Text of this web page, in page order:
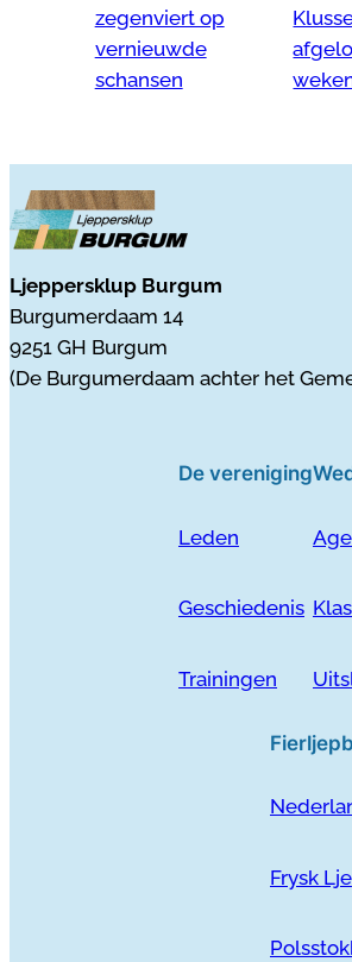
zegenviert op
vernieuwde
schansen
Ljeppersklup Burgum
Burgumerdaam 14
9251 GH Burgum
(De Burgumerdaam achter het
De vereniging
Leden
Geschiedenis
Trainingen
Frysk